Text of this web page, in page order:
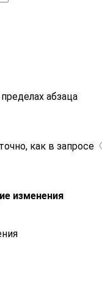
абзаца
точно, как в запросе
изменения